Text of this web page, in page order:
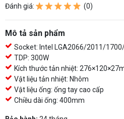
Đánh giá:
(0)
Mô tả sản phẩm
Socket: Intel LGA2066/2011/
TDP: 300W
Kích thước tản nhiệt:
Vật liệu tản nhiệt: Nhôm
Vật liệu ống: ống tay cao cấp
Chiều dài ống: 400mm